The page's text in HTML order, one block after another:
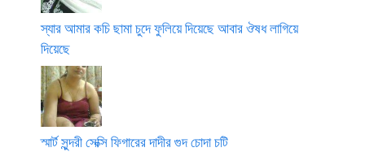
স্যার আমার কচি ছামা চুদে ফুলিয়ে দিয়েছে আবার ঔষধ লাগিয়ে
দিয়েছে
স্মার্ট সুন্দরী সেক্সি ফিগারের দাদীর গুদ চোদা চটি